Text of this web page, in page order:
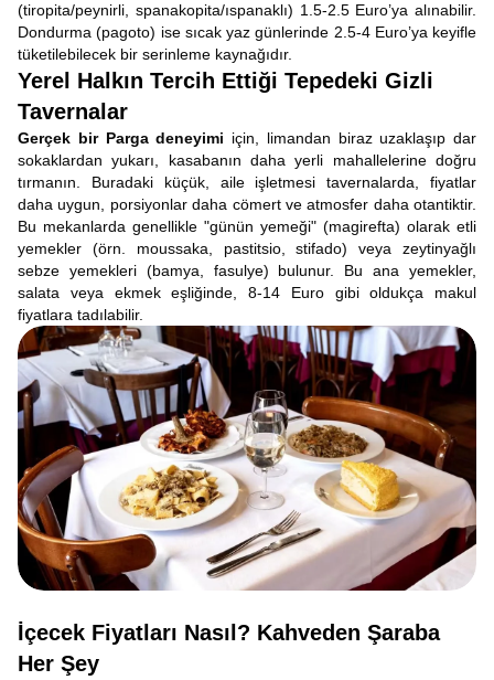
(tiropita/peynirli, spanakopita/ıspanaklı) 1.5-2.5 Euro’ya alınabilir.
Dondurma (pagoto) ise sıcak yaz günlerinde 2.5-4 Euro’ya keyifle
tüketilebilecek bir serinleme kaynağıdır.
Yerel Halkın Tercih Ettiği Tepedeki Gizli
Tavernalar
Gerçek bir Parga deneyimi için, limandan biraz uzaklaşıp dar
sokaklardan yukarı, kasabanın daha yerli mahallelerine doğru
tırmanın. Buradaki küçük, aile işletmesi tavernalarda, fiyatlar
daha uygun, porsiyonlar daha cömert ve atmosfer daha otantiktir.
Bu mekanlarda genellikle "günün yemeği" (magirefta) olarak etli
yemekler (örn. moussaka, pastitsio, stifado) veya zeytinyağlı
sebze yemekleri (bamya, fasulye) bulunur. Bu ana yemekler,
salata veya ekmek eşliğinde, 8-14 Euro gibi oldukça makul
fiyatlara tadılabilir.
İçecek Fiyatları Nasıl? Kahveden Şaraba
Her Şey